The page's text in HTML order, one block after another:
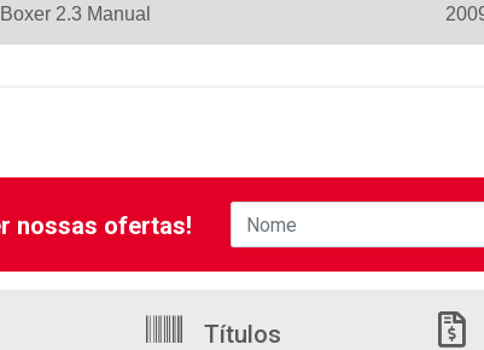
Boxer 2.3 Manual
nossas ofertas!
Títulos